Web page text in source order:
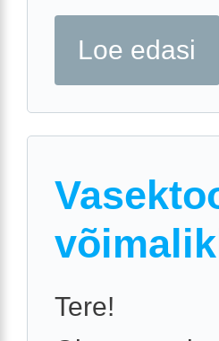
Loe edasi
Tere!